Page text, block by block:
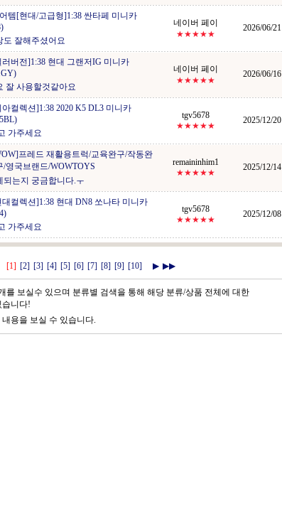
템[현대/고급형]1:38 싼타페 미니카
도 잘해주셨어요
네이버 페이
★★★★★
2026/06/21
러버전]1:38 현대 그랜저IG 미니카
잘 사용할것같아요
네이버 페이
★★★★★
2026/06/16
아컬렉션]1:38 2020 K5 DL3 미니카
가주세요
tgv5678
★★★★★
2025/12/20
프레드 재활용트럭/교육완구/작동완
/영국브랜드/WOWTOYS
되는지 궁금합니다.ㅜ
remaininhim1
★★★★★
2025/12/14
대컬렉션]1:38 현대 DN8 쏘나타 미니카
가주세요
tgv5678
★★★★★
2025/12/08
[1] [2] [3] [4] [5] [6] [7] [8] [9] [10] ▶ ▶▶
를 보실수 있으며 분류별 검색을 통해 해당 분류/상품 전체에 대한
습니다!
용을 보실 수 있습니다.